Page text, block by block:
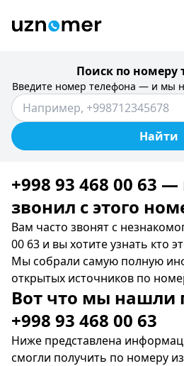
Поиск по номеру
Введите номер телефона — и мы
Найти
+998 93 468 00 63
звонил c этого
Вам часто звонят с
00 63 и вы хотите узнать кто
Мы собрали самую полную
открытых источников по
Вот что мы нашли
+998 93 468 00 63
Ниже представлена
смогли получить по номеру